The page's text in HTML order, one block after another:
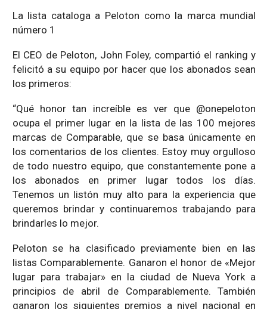
La lista cataloga a Peloton como la marca mundial
número 1
El CEO de Peloton, John Foley, compartió el ranking y
felicitó a su equipo por hacer que los abonados sean
los primeros:
“Qué honor tan increíble es ver que @onepeloton
ocupa el primer lugar en la lista de las 100 mejores
marcas de Comparable, que se basa únicamente en
los comentarios de los clientes. Estoy muy orgulloso
de todo nuestro equipo, que constantemente pone a
los abonados en primer lugar todos los días.
Tenemos un listón muy alto para la experiencia que
queremos brindar y continuaremos trabajando para
brindarles lo mejor.
Peloton se ha clasificado previamente bien en las
listas Comparablemente. Ganaron el honor de «Mejor
lugar para trabajar» en la ciudad de Nueva York a
principios de abril de Comparablemente. También
ganaron los siguientes premios a nivel nacional en